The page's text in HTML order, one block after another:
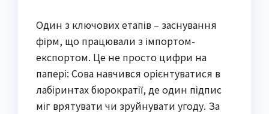
Один з ключових етапів – заснування
фірм, що працювали з імпортом-
експортом. Це не просто цифри на
папері: Сова навчився орієнтуватися в
лабіринтах бюрократії, де один підпис
міг врятувати чи зруйнувати угоду. За